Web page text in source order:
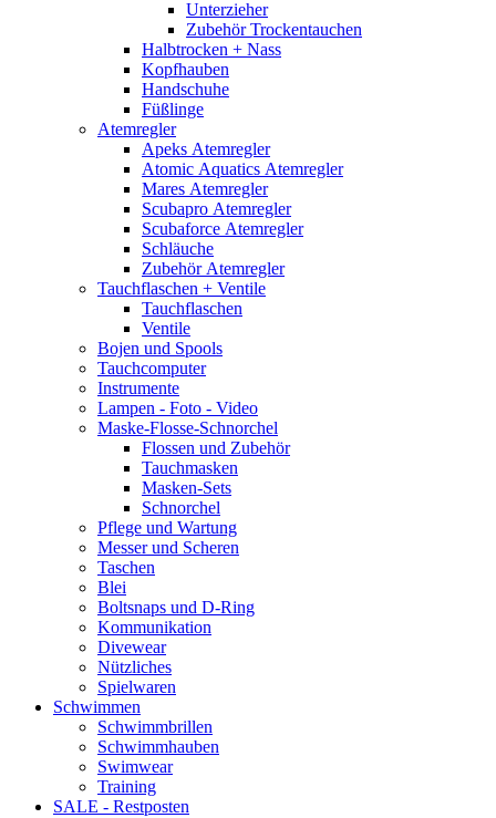
Unterzieher
Zubehör Trockentauchen
Halbtrocken + Nass
Kopfhauben
Handschuhe
Füßlinge
Atemregler
Apeks Atemregler
Atomic Aquatics Atemregler
Mares Atemregler
Scubapro Atemregler
Scubaforce Atemregler
Schläuche
Zubehör Atemregler
Tauchflaschen + Ventile
Tauchflaschen
Ventile
Bojen und Spools
Tauchcomputer
Instrumente
Lampen - Foto - Video
Maske-Flosse-Schnorchel
Flossen und Zubehör
Tauchmasken
Masken-Sets
Schnorchel
Pflege und Wartung
Messer und Scheren
Taschen
Blei
Boltsnaps und D-Ring
Kommunikation
Divewear
Nützliches
Spielwaren
Schwimmen
Schwimmbrillen
Schwimmhauben
Swimwear
Training
SALE - Restposten